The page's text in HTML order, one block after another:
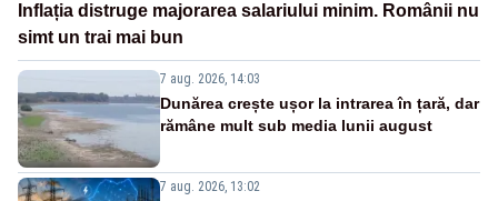
Inflația distruge majorarea salariului minim. Românii nu
simt un trai mai bun
7 aug. 2026, 14:03
Dunărea crește ușor la intrarea în țară, dar
rămâne mult sub media lunii august
7 aug. 2026, 13:02